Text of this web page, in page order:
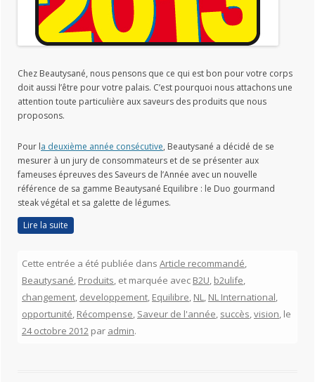
Chez Beautysané, nous pensons que ce qui est bon pour votre corps
doit aussi l’être pour votre palais. C’est pourquoi nous attachons une
attention toute particulière aux saveurs des produits que nous
proposons.
Pour la deuxième année consécutive, Beautysané a décidé de se
mesurer à un jury de consommateurs et de se présenter aux
fameuses épreuves des Saveurs de l’Année avec un nouvelle
référence de sa gamme Beautysané Equilibre : le Duo gourmand
steak végétal et sa galette de légumes.
Lire la suite
Cette entrée a été publiée dans Article recommandé,
Beautysané, Produits, et marquée avec B2U, b2ulife,
changement, developpement, Equilibre, NL, NL International,
opportunité, Récompense, Saveur de l'année, succès,vision, le
24 octobre 2012 par admin.